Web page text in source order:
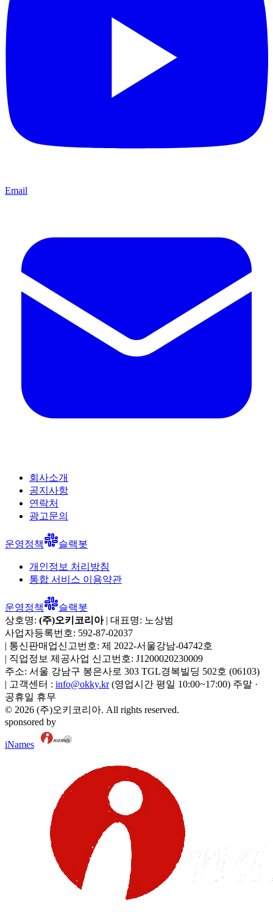
Email
회사소개
공지사항
연락처
광고문의
운영정책 슬랙봇
개인정보 처리방침
통합 서비스 이용약관
운영정책
슬랙봇
상호명: (주)오키코리아| 대표명: 노상범
사업자등록번호: 592-87-02037
| 통신판매업신고번호: 제 2022-서울강남-04742호
| 직업정보 제공사업 신고번호: J1200020230009
주소: 서울 강남구 봉은사로 303 TGL경복빌딩 502호 (06103)
| 고객센터 : info@okky.kr (영업시간 평일 10:00~17:00) 주말 ·
공휴일 휴무
© 2026 (주)오키코리아. All rights reserved.
sponsored by
iNames